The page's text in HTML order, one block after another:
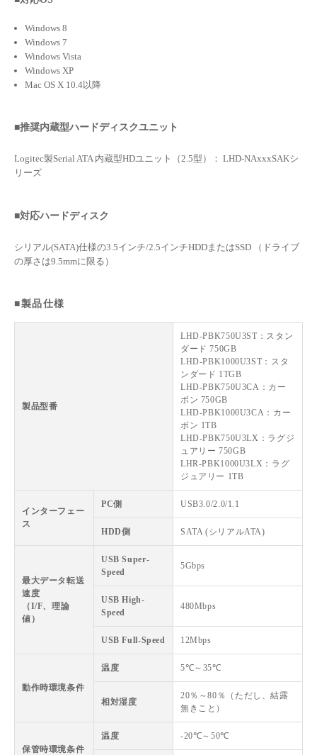
Windows 8
Windows 7
Windows Vista
Windows XP
Mac OS X 10.4以降
■推奨内蔵型ハードディスクユニット
Logitec製Serial ATA 内蔵型HDユニット（2.5型）： LHD-NAxxxSAKシ
リーズ
■対応ハードディスク
シリアル(SATA)仕様の3.5インチ/2.5インチHDDまたはSSD （ドライブ
の厚さは9.5mmに限る）
■製品仕様
製品型番
LHD-PBK750U3ST：スタン
ダード 750GB
LHD-PBK1000U3ST：スタ
ンダード 1TGB
LHD-PBK750U3CA：カー
ボン 750GB
LHD-PBK1000U3CA：カー
ボン 1TB
LHD-PBK750U3LX：ラグジ
ュアリー 750GB
LHR-PBK1000U3LX：ラグ
ジュアリー 1TB
インターフェー
ス
PC側 USB3.0/2.0/1.1
HDD側 SATA (シリアルATA)
最大データ転送
速度
（I/F、理論
値）
USB Super-
Speed
5Gbps
USB High-
Speed
480Mbps
USB Full-Speed 12Mbps
動作時環境条件
温度 5℃～35℃
相対湿度
20％～80％（ただし、結露
無きこと）
保管時環境条件
温度 -20℃～50℃